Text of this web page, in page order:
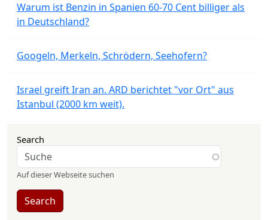
Warum ist Benzin in Spanien 60-70 Cent billiger als
in Deutschland?
Googeln, Merkeln, Schrödern, Seehofern?
Israel greift Iran an. ARD berichtet "vor Ort" aus
Istanbul (2000 km weit).
Search
Auf dieser Webseite suchen
Search